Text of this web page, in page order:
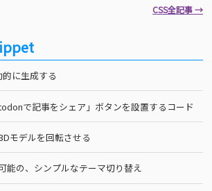
CSS全記事 →
に生成する
で記事をシェア」ボタンを設置するコード
モデルを回転させる
能の、シンプルなテーマ切り替え